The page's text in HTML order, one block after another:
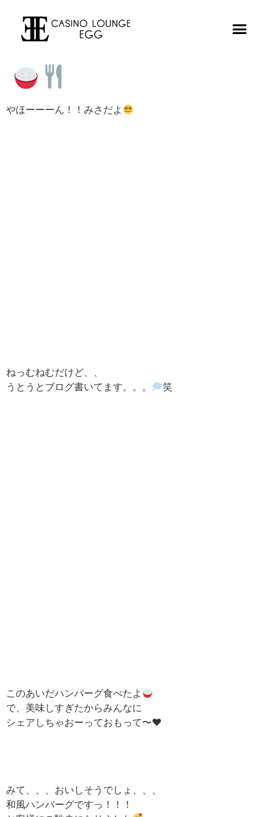
やほーーーん！！みさだよ
ねっむねむだけど、、
うとうとブログ書いてます。。。
笑
このあいだハンバーグ食べたよ
で、美味しすぎたからみんなに
シェアしちゃおーっておもって〜♥︎
みて、、、おいしそうでしょ、、、
和風ハンバーグですっ！！！